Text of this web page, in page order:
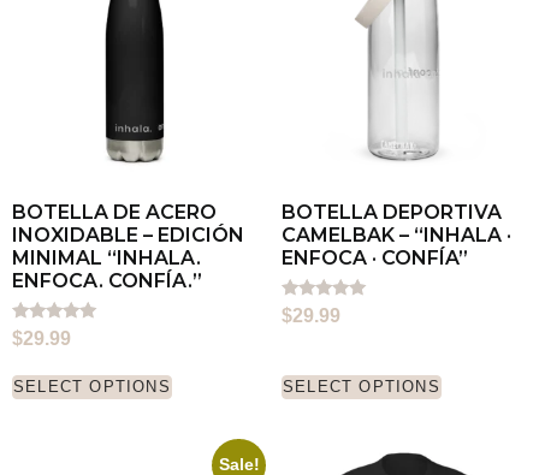
BOTELLA DE ACERO
INOXIDABLE – EDICIÓN
MINIMAL “INHALA.
ENFOCA. CONFÍA.”
Rated
5.00
$29.99
SELECT OPTIONS
BOTELLA DEPORTIVA
CAMELBAK – “INHALA ·
ENFOCA · CONFÍA”
Rated
5.00
$29.99
SELECT OPTIONS
Sale!